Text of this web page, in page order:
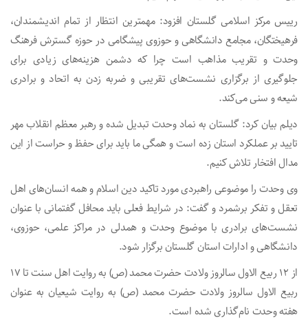
رییس مرکز اسلامی گلستان افزود:‌ مهمترین انتظار از تمام اندیشمندان،
فرهیختگان، مجامع دانشگاهی و حوزوی پیشگامی در حوزه گسترش فرهنگ
وحدت و تقریب مذاهب است چرا که دشمن هزینه‌های زیادی برای
جلوگیری از برگزاری نشست‌های تقریبی و ضربه زدن به اتحاد و برادری
شیعه و سنی می‌کند.
دیلم بیان کرد: گلستان به نماد وحدت تبدیل شده و رهبر معظم انقلاب مهر
تایید بر عملکرد استان زده است و همگی ما باید برای حفظ و حراست از این
مدال افتخار تلاش کنیم.
وی وحدت را موضوعی راهبردی مورد تاکید دین اسلام و همه انسان‌های اهل
تعقل و تفکر برشمرد و گفت: در شرایط فعلی باید محافل گفتمانی با عنوان
نشست‌های برادری با موضوع وحدت و همدلی در مراکز علمی، حوزوی،
دانشگاهی و ادارات استان گلستان برگزار شود.
از ۱۲ ربیع الاول سالروز ولادت حضرت محمد (ص) به روایت اهل سنت تا ۱۷
ربیع الاول سالروز ولادت حضرت محمد (ص) به روایت شیعیان به عنوان
هفته وحدت نام‌گذاری شده است.